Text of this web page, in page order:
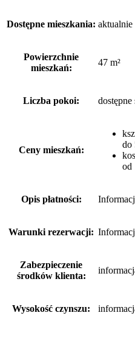
Dostępne mieszkania: aktualnie
Powierzchnie
mieszkań:
47 m²
Liczba pokoi:
Ceny mieszkań:
do
od
Opis płatności:
Warunki rezerwacji:
Zabezpieczenie
środków klienta:
Wysokość czynszu: